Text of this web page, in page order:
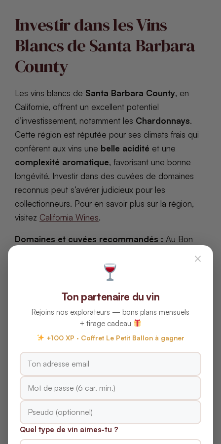
Investir dans les Vins
Blancs de Santa Barbara
County
Les vins blancs de Santa Barbara County, en
Californie, offrent un excellent potentiel
d’investissement, notamment les Chardonnays.
Cette région est réputée pour ses climats frais qui
confèrent aux vins une belle acidité et une
complexité aromatique, favorisant une bonne
longévité. Investir dans des cuvées de domaines
reconnus peut s’avérer judicieux pour les
collectionneurs. Pour en savoir plus sur la région,
visitez California Wines.
Domaines et cuvées recommandés : Au Bon
Sanford & Benedict), Sanford Winery (Chardonnay
La Rinconada), Brewer-Clifton (Chardonnay Sta. Rita
Hills), Melville Winery (Chardonnay Estate).
Millésimes recherchés : 2021, 2019, 2018, 2016,
2014, qui ont produit des vins blancs d’une grande
finesse et d’un excellent potentiel de garde.
Questions Fréquentes sur
les Terroirs des Vins
Blancs de Santa Barbara
County
×
Ton partenaire du vin
Rejoins nos explorateurs — bons plans mensuels
+ tirage cadeau
+100 XP · Coffret Le Petit Ballon à gagner
Quel type de vin aimes-tu ?